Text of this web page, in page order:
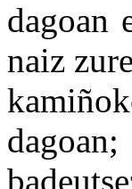
dagoan
naiz